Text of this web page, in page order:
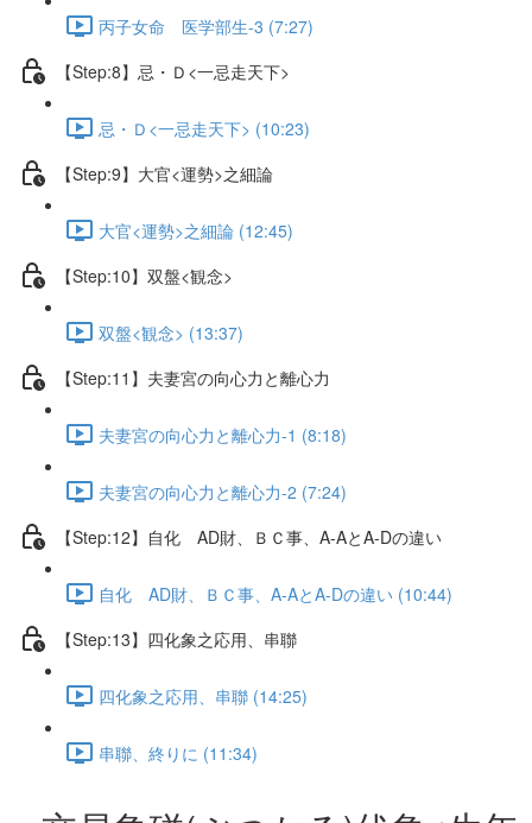
丙子女命 医学部生-3 (7:27)
【Step:8】忌・Ｄ<一忌走天下>
忌・Ｄ<一忌走天下> (10:23)
【Step:9】大官<運勢>之細論
大官<運勢>之細論 (12:45)
【Step:10】双盤<観念>
双盤<観念> (13:37)
【Step:11】夫妻宮の向心力と離心力
夫妻宮の向心力と離心力-1 (8:18)
夫妻宮の向心力と離心力-2 (7:24)
【Step:12】自化 AD財、ＢＣ事、A-AとA-Dの違い
自化 AD財、ＢＣ事、A-AとA-Dの違い (10:44)
【Step:13】四化象之応用、串聯
四化象之応用、串聯 (14:25)
串聯、終りに (11:34)